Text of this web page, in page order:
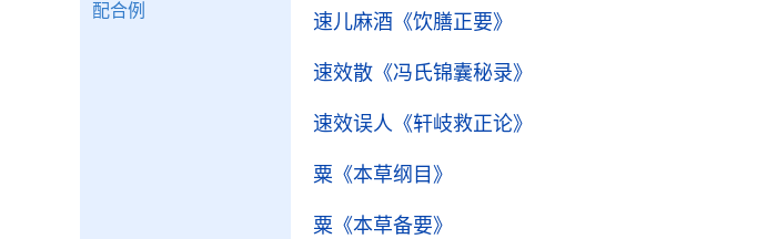
速儿麻酒 《饮膳正要》
速效散 《冯氏锦囊秘录》
速效误人 《轩岐救正论》
粟 《本草纲目》
粟 《本草备要》
配合例